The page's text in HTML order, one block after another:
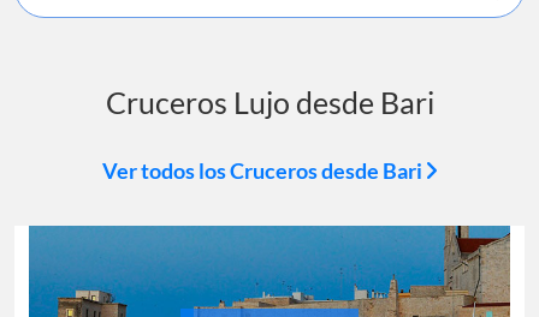
Cruceros Lujo desde Bari
Ver todos los Cruceros desde Bari